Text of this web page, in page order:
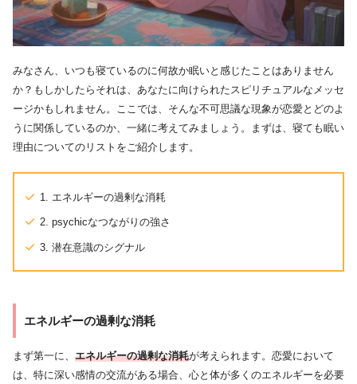
みなさん、いつも寝ているのに何故か眠いと感じたことはありません
か？もしかしたらそれは、あなたに向けられたスピリチュアルなメッセ
ージかもしれません。ここでは、そんな不可思議な現象が恋愛とどのよ
うに関係しているのか、一緒に考えてみましょう。まずは、寝ても眠い
理由についてのリストをご紹介します。
1. エネルギーの過剰な消耗
2. psychicなつながりの強さ
3. 潜在意識のシグナル
エネルギーの過剰な消耗
まず第一に、 エネルギーの過剰な消耗が考えられます。恋愛において
は、特に深い感情の交流がある場合、心と体が多くのエネルギーを必要